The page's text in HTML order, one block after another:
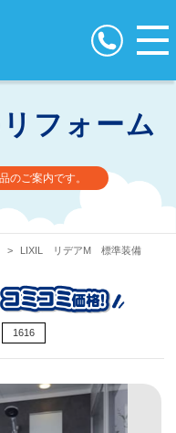
フォーム
のご案内です。
> LIXIL リデアM 標準装備
1616